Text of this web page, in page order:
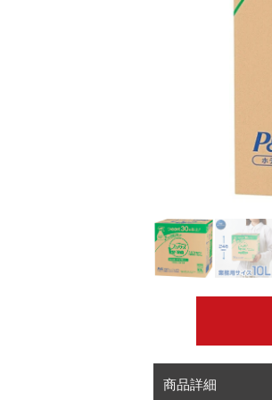
商品詳細